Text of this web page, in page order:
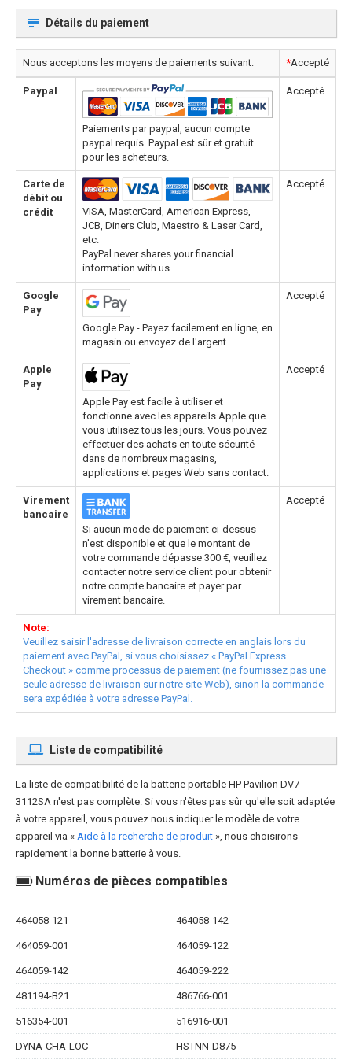
Détails du paiement
Nous acceptons les moyens de paiements suivant: *Accepté
Paypal
Paiements par paypal, aucun compte
paypal requis. Paypal est sûr et gratuit
pour les acheteurs.
Accepté
Carte de
débit ou
crédit
VISA, MasterCard, American Express,
JCB, Diners Club, Maestro & Laser Card,
etc.
PayPal never shares your financial
information with us.
Accepté
Google
Pay
Google Pay - Payez facilement en ligne, en
magasin ou envoyez de l'argent.
Accepté
Apple
Pay
Apple Pay est facile à utiliser et
fonctionne avec les appareils Apple que
vous utilisez tous les jours. Vous pouvez
effectuer des achats en toute sécurité
dans de nombreux magasins,
applications et pages Web sans contact.
Accepté
Virement
bancaire
Si aucun mode de paiement ci-dessus
n'est disponible et que le montant de
votre commande dépasse 300 €, veuillez
contacter notre service client pour obtenir
notre compte bancaire et payer par
virement bancaire.
Accepté
Note:
Veuillez saisir l'adresse de livraison correcte en anglais lors du
paiement avec PayPal, si vous choisissez « PayPal Express
Checkout » comme processus de paiement (ne fournissez pas une
seule adresse de livraison sur notre site Web), sinon la commande
sera expédiée à votre adresse PayPal.
Liste de compatibilité
La liste de compatibilité de la batterie portable HP Pavilion DV7-
3112SA n'est pas complète. Si vous n'êtes pas sûr qu'elle soit adaptée
à votre appareil, vous pouvez nous indiquer le modèle de votre
appareil via « Aide à la recherche de produit », nous choisirons
rapidement la bonne batterie à vous.
Numéros de pièces compatibles
464058-121 464058-142
464059-001 464059-122
464059-142 464059-222
481194-B21 486766-001
516354-001 516916-001
DYNA-CHA-LOC HSTNN-D875